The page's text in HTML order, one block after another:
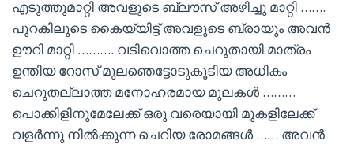
എടുത്തുമാറ്റി അവളുടെ ബ്ലൗസ് അഴിച്ചു മാറ്റി …….
പുറകിലൂടെ കൈയ്യിട്ട് അവളുടെ ബ്രായും അവൻ
ഊറി മാറ്റി ………. വടിവൊത്ത ചെറുതായി മാത്രം
ഉന്തിയ റോസ് മുലഞെട്ടോടുകൂടിയ അധികം
ചെറുതല്ലാത്ത മനോഹരമായ മുലകൾ ………
പൊക്കിളിനുമേലേക്ക് ഒരു വരെയായി മുകളിലേക്ക്
വളർന്നു നിൽക്കുന്ന ചെറിയ രോമങ്ങൾ …… അവൻ